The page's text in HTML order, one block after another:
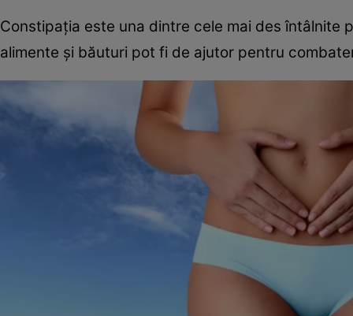
Constipația este una dintre cele mai des întâlnite
alimente și băuturi pot fi de ajutor pentru